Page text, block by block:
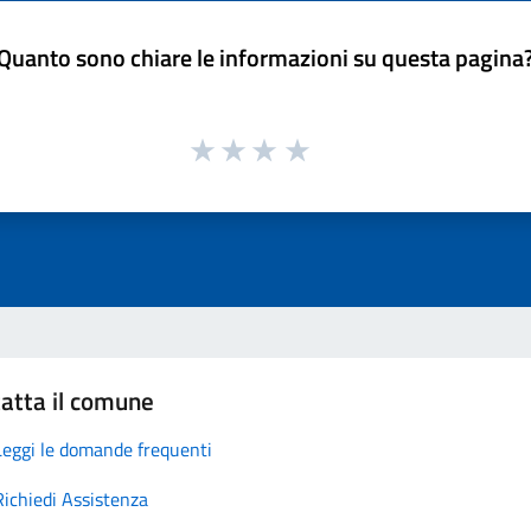
sono chiare le informazioni su questa
il comune
le domande frequenti
Assistenza